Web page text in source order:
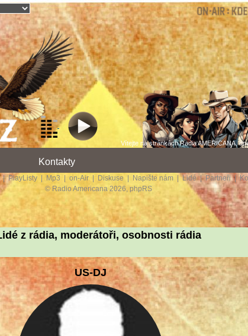
Vítejte na stránkách Radia AMERICANA,
Kontakty
|PlayListy | Mp3 | on-Air | Diskuse | Napište nám |Lidé|Partneři|
© Radio Americana 2026, phpRS
z rádia, moderátoři, osobnosti rádia
US-DJ